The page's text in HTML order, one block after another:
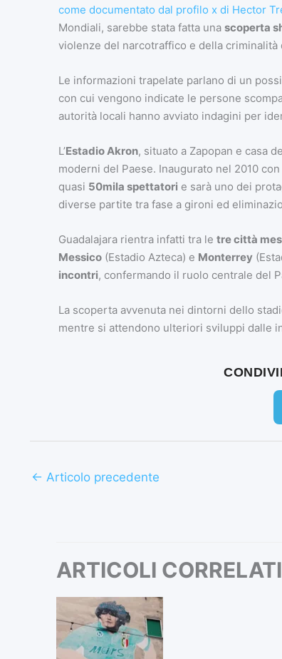
come documentato dal profilo x di Hector
Mondiali, sarebbe stata fatta una scoperta
violenze del narcotraffico e della criminalità
Le informazioni trapelate parlano di un
con cui vengono indicate le persone
autorità locali hanno avviato indagini per
L’Estadio Akron, situato a Zapopan e casa
moderni del Paese. Inaugurato nel 2010
quasi 50mila spettatori e sarà uno dei
diverse partite tra fase a gironi ed
Guadalajara rientra infatti tra le tre città
Messico(Estadio Azteca) e Monterrey
incontri, confermando il ruolo centrale del
La scoperta avvenuta nei dintorni dello
mentre si attendono ulteriori sviluppi dalle
← Articolo precedente
ARTICOLI CORRELATI